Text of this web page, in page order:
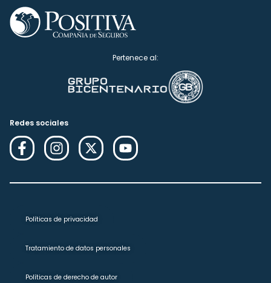
Pertenece al:
Redes sociales
Políticas de privacidad
Tratamiento de datos personales
Políticas de derecho de autor